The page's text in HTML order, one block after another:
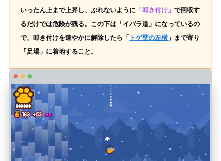
いったん上まで上昇し、ぶれないように 「叩き付け」で回収す
るだけでは危険が残る。この下は「イバラ道」になっているの
で、叩き付けを速やかに解除したら「 トゲ壁の左横 」まで寄り
「足場」に着地すること。